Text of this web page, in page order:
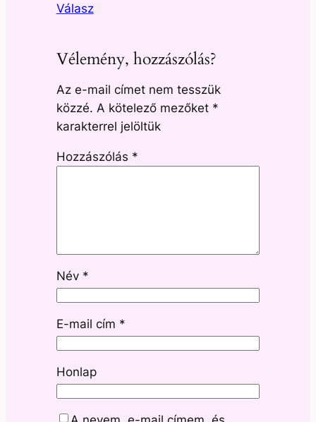
Válasz
Vélemény, hozzászólás?
Az e-mail címet nem tesszük
közzé. A kötelező mezőket *
karakterrel jelöltük
Hozzászólás *
Név *
E-mail cím *
Honlap